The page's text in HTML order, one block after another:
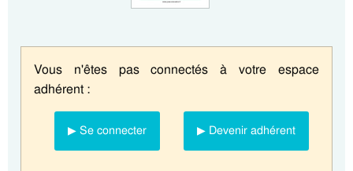
Vous n'êtes pas connectés à votre espace
adhérent :
▶ Se connecter ▶ Devenir adhérent